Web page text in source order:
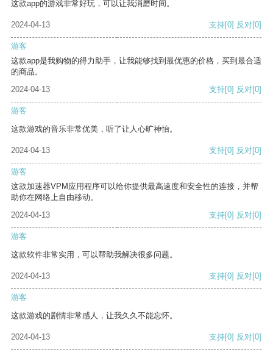
这款app的游戏非常好玩，可以让我消磨时间。
2024-04-13 支持[0] 反对[0]
游客
这款app是我购物的得力助手，让我能够找到最优惠的价格，买到最合适
的商品。
2024-04-13
支持[0] 反对[0]
游客
这款游戏的音乐非常优美，听了让人心旷神怡。
2024-04-13 支持[0] 反对[0]
游客
这款加速器VPM应用程序可以给你提供最高速度和安全性的连接，并帮
助你在网络上自由移动。
2024-04-13
支持[0] 反对[0]
游客
这款软件非常实用，可以帮助我解决很多问题。
2024-04-13 支持[0] 反对[0]
游客
这款游戏的剧情非常感人，让我久久不能忘怀。
2024-04-13 支持[0] 反对[0]